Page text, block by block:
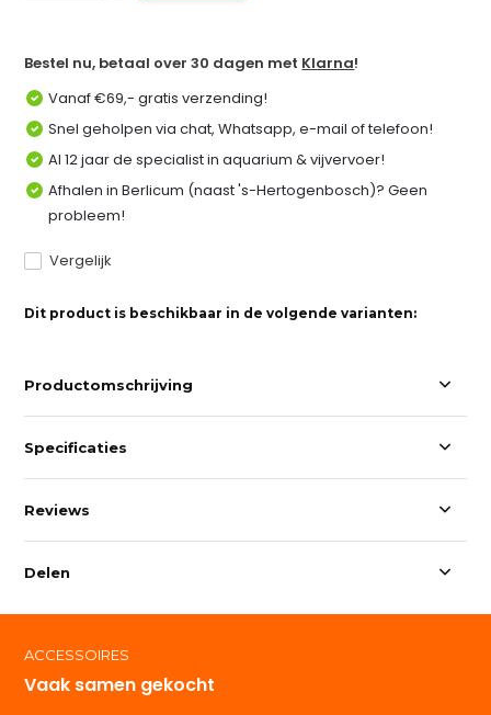
Bestel nu, betaal over 30 dagen met Klarna!
Vanaf €69,- gratis verzending!
Snel geholpen via chat, Whatsapp, e-mail of telefoon!
Al 12 jaar de specialist in aquarium & vijvervoer!
Afhalen in Berlicum (naast 's-Hertogenbosch)? Geen
probleem!
Vergelijk
Dit product is beschikbaar in de volgende varianten:
Productomschrijving
Specificaties
Reviews
Delen
ACCESSOIRES
Vaak samen gekocht